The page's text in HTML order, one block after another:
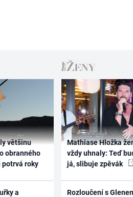
většinu
obranného
roky
a
Mathiase Hložka
vždy uhnaly: Teď
já, slibuje zpěvák
Rozloučení s